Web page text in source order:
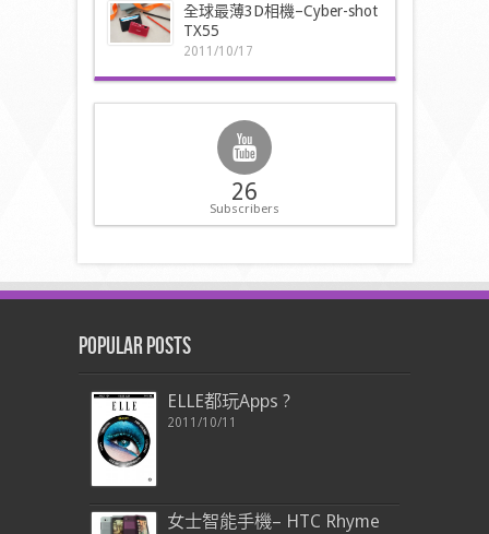
全球最薄3D相機–Cyber-shot
TX55
2011/10/17
26
Subscribers
Popular Posts
ELLE都玩Apps ?
2011/10/11
女士智能手機– HTC Rhyme